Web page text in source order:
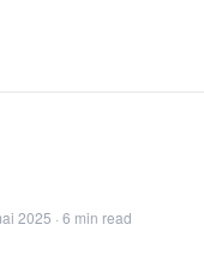
2025 · 6 min read